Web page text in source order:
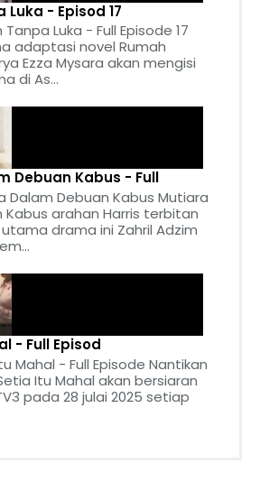
Luka - Episod 17
Luka - Full Episode 17
adaptasi novel Rumah
Ezza Mysara akan mengisi
di As...
Debuan Kabus - Full
Dalam Debuan Kabus Mutiara
Kabus arahan Harris terbitan
drama ini Zahril Adzim
- Full Episod
Mahal - Full Episode Nantikan
Itu Mahal akan bersiaran
pada 28 julai 2025 setiap